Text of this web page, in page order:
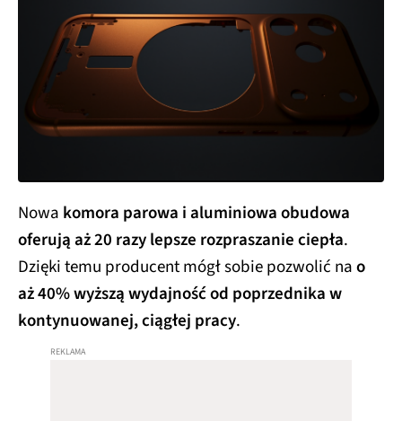
Nowa komora parowa i aluminiowa obudowa
oferują aż 20 razy lepsze rozpraszanie ciepła.
Dzięki temu producent mógł sobie pozwolić nao
aż 40% wyższą wydajność od poprzednika w
kontynuowanej, ciągłej pracy.